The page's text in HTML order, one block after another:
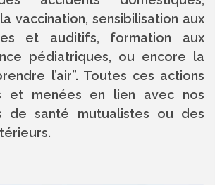
vaccination, sensibilisation aux
et auditifs, formation aux
pédiatriques, ou encore la
l’air”. Toutes ces actions
et menées en lien avec nos
de santé mutualistes ou des